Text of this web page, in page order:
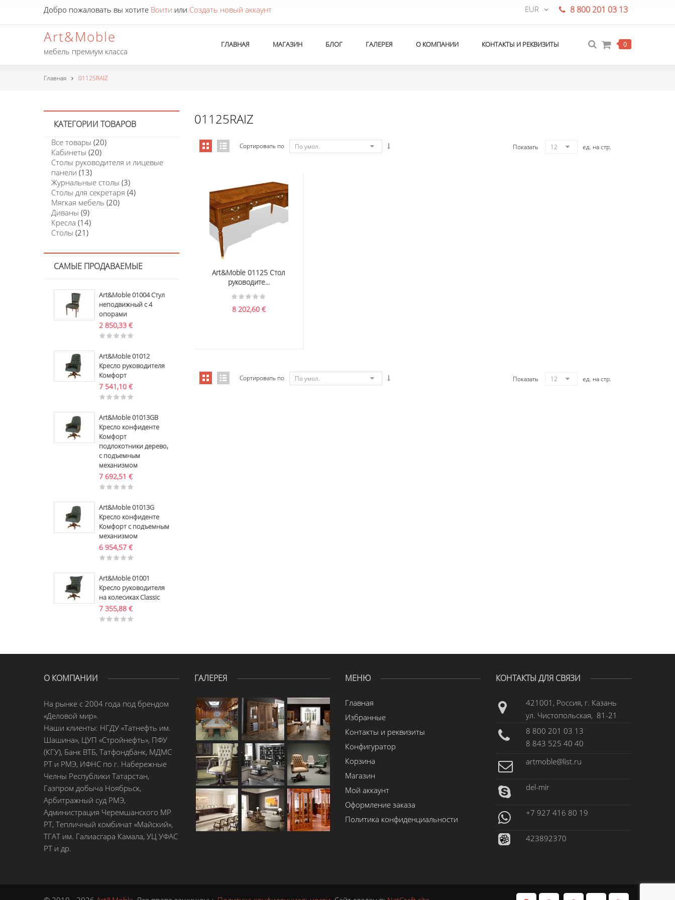
Добро пожаловать вы хотите Воити или Создать новый аккаунт 8 800 201 03 13
EUR
Art&Moble
мебель премиум класса
0
ГЛАВНАЯ МАГАЗИН БЛОГ ГАЛЕРЕЯ О КОМПАНИИ КОНТАКТЫ И РЕКВИЗИТЫ
Главная 01125RAIZ
КАТЕГОРИИ ТОВАРОВ
Все товары (20)
Кабинеты (20)
Столы руководителя и лицевые
панели (13)
Журнальные столы (3)
Столы для секретаря (4)
Мягкая мебель (20)
Диваны (9)
Кресла (14)
Столы (21)
САМЫЕ ПРОДАВАЕМЫЕ
Art&Moble 01004 Стул
неподвижный с 4
опорами
2 850,33 €
Art&Moble 01012
Кресло руководителя
Комфорт
7 541,10 €
Art&Moble 01013GB
Кресло конфиденте
Комфорт
подлокотники дерево,
с подъемным
механизмом
7 692,51 €
Art&Moble 01013G
Кресло конфиденте
Комфорт с подъемным
механизмом
6 954,57 €
Art&Moble 01001
Кресло руководителя
на колесиках Classic
7 355,88 €
01125RAIZ
Сортировать по По умол. Показать 12 ед. на стр.
Art&Moble 01125 Стол
руководите...
8 202,60 €
Сортировать по По умол. Показать 12 ед. на стр.
О КОМПАНИИ
На рынке с 2004 года под брендом
«Деловой мир».
Наши клиенты: НГДУ «Татнефть им.
Шашина», ЦУП «Стройнефть», ПФУ
(КГУ), Банк ВТБ, Татфондбанк, МДМС
РТ и РМЭ, ИФНС по г. Набережные
Челны Республики Татарстан,
Газпром добыча Ноябрьск,
Арбитражный суд РМЭ,
Администрация Черемшанского МР
РТ, Тепличный комбинат «Майский»,
ТГАТ им. Галиасгара Камала, УЦ УФАС
РТ и др.
ГАЛЕРЕЯ МЕНЮ
Главная
Избранные
Контакты и реквизиты
Конфигуратор
Корзина
Магазин
Мой аккаунт
Оформление заказа
Политика конфиденциальности
КОНТАКТЫ ДЛЯ СВЯЗИ
421001, Россия, г. Казань
ул. Чистопольская, 81-21
8 800 201 03 13
8 843 525 40 40
artmoble@list.ru
del-mir
+7 927 416 80 19
423892370